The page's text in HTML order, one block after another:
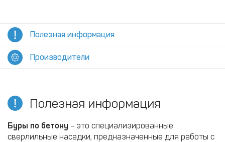
Полезная информация
Производители
Полезная информация
Буры по бетону – это специализированные
сверлильные насадки, предназначенные для работы с